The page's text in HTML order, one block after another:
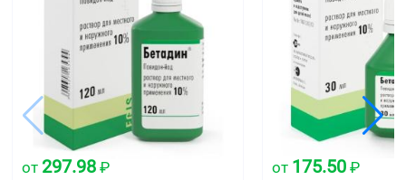
Фармакологические свойства
Фармакодинамика
Антисептическое средство. Основным
действующим веществом является молекулярный
йод, обладающий антисептическими свойствами.
При нанесении на обширные поверхности кожи йод
оказывает резорбтивное действие: активно влияет
на обмен веществ, участвует в синтезе тироксина,
обладает протеолитическим действием.
от 297.98 ₽ от 175.50 ₽